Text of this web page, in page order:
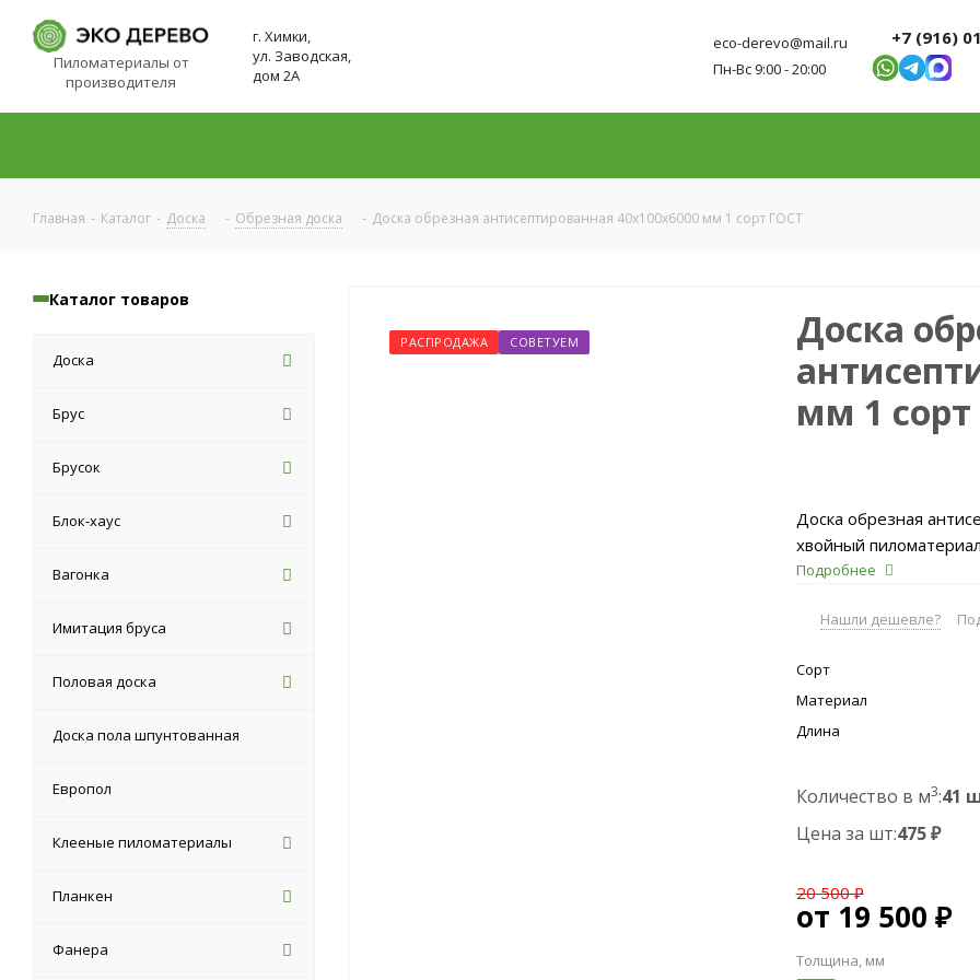
Пиломатериалы от
производителя
г. Химки,
ул. Заводская,
дом 2А
eco-derevo@mail.ru
Пн-Вс 9:00 - 20:00
+7 (916)
Главная - Каталог - Доска - Обрезная доска - Доска обрезная антисептированная 40х100х6000 мм 1 сорт ГОСТ
РАСПРОДАЖА СОВЕТУЕМ
Доска
мм 1
Доска обрезная
хвойный
эксплуатируемых на
метров удобна для
сорта обеспечивает
склада в Химках.
Подробнее
Нашли дешевле?
Сорт
Материал
Длина
Количество в м3:41
Цена за шт:475 ₽
20 500 ₽
от 19 500 ₽
Толщина, мм
Каталог товаров
Доска
Брус
Брусок
Блок-хаус
Вагонка
Имитация бруса
Половая доска
Доска пола шпунтованная
Европол
Клееные пиломатериалы
Планкен
Фанера